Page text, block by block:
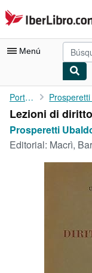
Pasar al contenido
IberLibro.com
Menú
Mi cuenta
Consultar mis pedidos
Búsqueda avanzada
Portada
Lezioni di
Prosperetti
Editorial: Macrì,